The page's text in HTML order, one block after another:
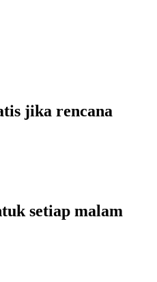
jika rencana
setiap malam